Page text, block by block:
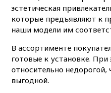
эстетическая
которые предъявляют к
наши модели им
В ассортименте
готовые к установке.
относительно недорогой,
выгодной.